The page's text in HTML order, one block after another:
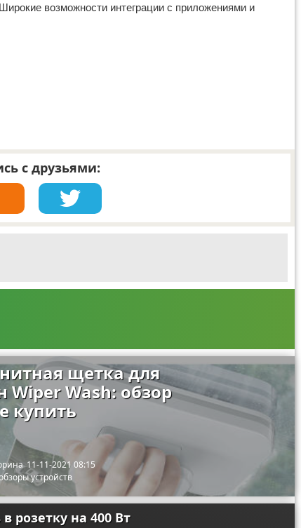
возможности интеграции с приложениями и
с друзьями:
щетка для
Wiper Wash: обзор
купить
11-11-2021 08:15
устройств
розетку на 400 Вт